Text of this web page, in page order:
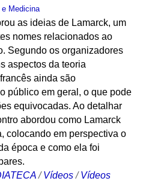
Medicina
as ideias de Lamarck, um
nomes relacionados ao
Segundo os organizadores
aspectos da teoria
ainda são
público em geral, o que pode
equivocadas. Ao detalhar
abordou como Lamarck
colocando em perspectiva o
época e como ela foi
/Vídeos /Vídeos